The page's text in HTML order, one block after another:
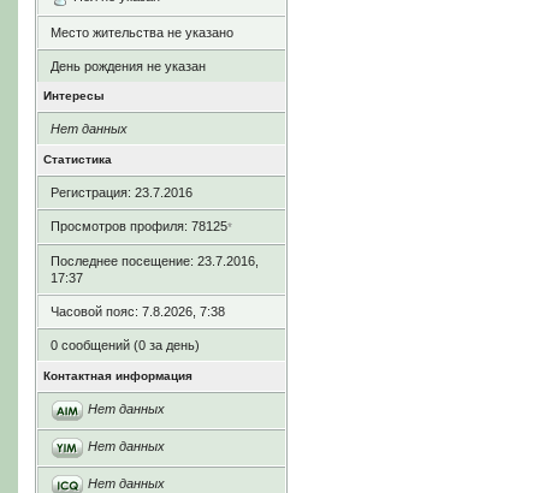
Место жительства не указано
День рождения не указан
Интересы
Нет данных
Статистика
Регистрация: 23.7.2016
Просмотров профиля: 78125*
Последнее посещение: 23.7.2016,
17:37
Часовой пояс: 7.8.2026, 7:38
0 сообщений (0 за день)
Контактная информация
Нет данных
Нет данных
Нет данных